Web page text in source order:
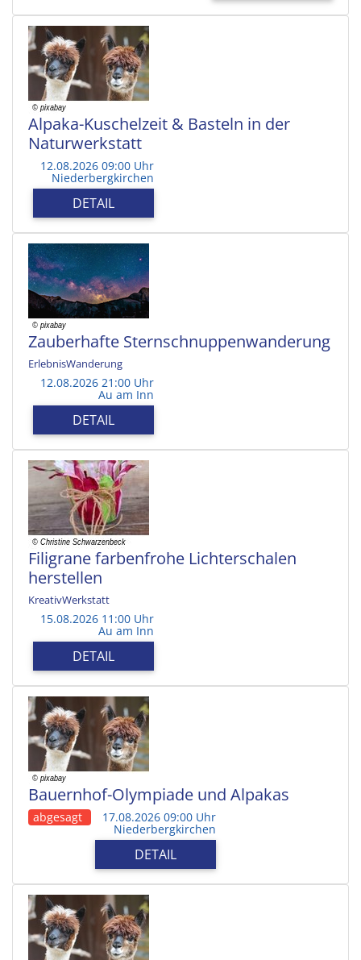
Alpaka-Kuschelzeit & Basteln in der
Naturwerkstatt
12.08.2026 09:00 Uhr
Niederbergkirchen
DETAIL
Zauberhafte Sternschnuppenwanderung
ErlebnisWanderung
12.08.2026 21:00 Uhr
Au am Inn
DETAIL
Filigrane farbenfrohe Lichterschalen
herstellen
KreativWerkstatt
15.08.2026 11:00 Uhr
Au am Inn
DETAIL
Bauernhof-Olympiade und Alpakas
abgesagt 17.08.2026 09:00 Uhr
Niederbergkirchen
DETAIL